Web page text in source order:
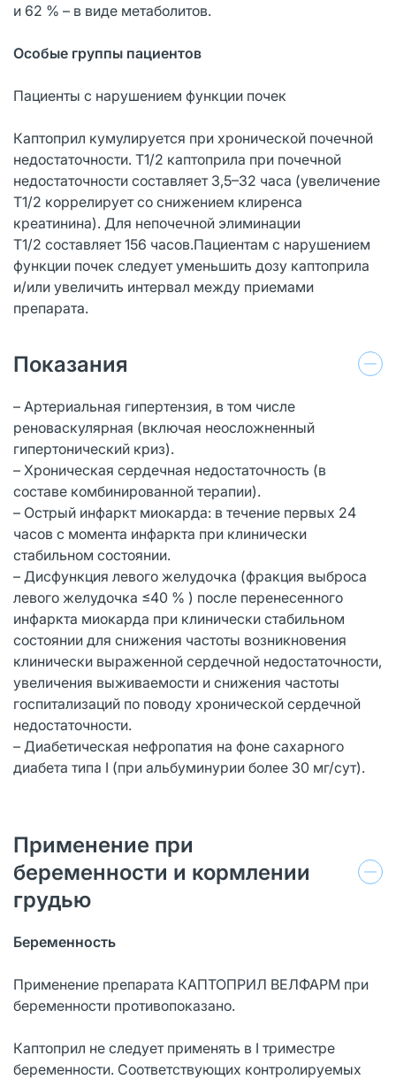
и 62 % – в виде метаболитов.
Особые группы пациентов
Пациенты с нарушением функции почек
Каптоприл кумулируется при хронической почечной
недостаточности. Т1/2 каптоприла при почечной
недостаточности составляет 3,5–32 часа (увеличение
Т1/2 коррелирует со снижением клиренса
креатинина). Для непочечной элиминации
Т1/2 составляет 156 часов.Пациентам с нарушением
функции почек следует уменьшить дозу каптоприла
и/или увеличить интервал между приемами
препарата.
Показания
– Артериальная гипертензия, в том числе
реноваскулярная (включая неосложненный
гипертонический криз).
– Хроническая сердечная недостаточность (в
составе комбинированной терапии).
– Острый инфаркт миокарда: в течение первых 24
часов с момента инфаркта при клинически
стабильном состоянии.
– Дисфункция левого желудочка (фракция выброса
левого желудочка ≤40 % ) после перенесенного
инфаркта миокарда при клинически стабильном
состоянии для снижения частоты возникновения
клинически выраженной сердечной недостаточности,
увеличения выживаемости и снижения частоты
госпитализаций по поводу хронической сердечной
недостаточности.
– Диабетическая нефропатия на фоне сахарного
диабета типа I (при альбуминурии более 30 мг/сут).
Применение при
беременности и кормлении
грудью
Беременность
Применение препарата КАПТОПРИЛ ВЕЛФАРМ при
беременности противопоказано.
Каптоприл не следует применять в I триместре
беременности. Соответствующих контролируемых